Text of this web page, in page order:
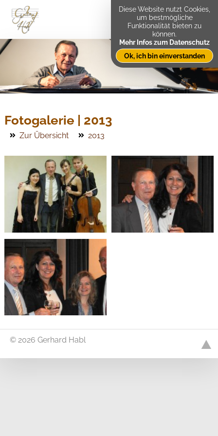
Fotogalerie | 2013
Zur Übersicht 2013
© 2026 Gerhard Habl
Diese Website nutzt Cookies,
um bestmögliche
Funktionalität bieten zu
können.
Mehr Infos zum Datenschutz
Ok, ich bin einverstanden